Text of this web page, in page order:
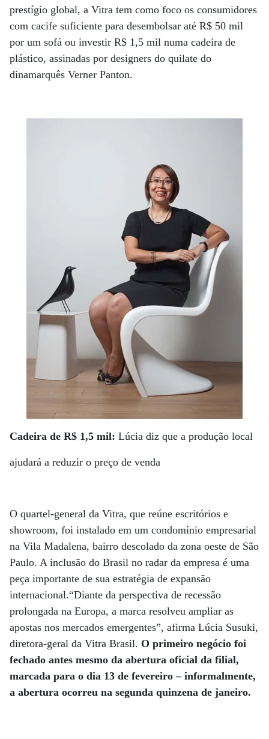
prestígio global, a Vitra tem como foco os consumidores
com cacife suficiente para desembolsar até R$ 50 mil
por um sofá ou investir R$ 1,5 mil numa cadeira de
plástico, assinadas por designers do quilate do
dinamarquês Verner Panton.
Cadeira de R$ 1,5 mil: Lúcia diz que a produção local
ajudará a reduzir o preço de venda
O quartel-general da Vitra, que reúne escritórios e
showroom, foi instalado em um condomínio empresarial
na Vila Madalena, bairro descolado da zona oeste de São
Paulo. A inclusão do Brasil no radar da empresa é uma
peça importante de sua estratégia de expansão
internacional.“Diante da perspectiva de recessão
prolongada na Europa, a marca resolveu ampliar as
apostas nos mercados emergentes”, afirma Lúcia Susuki,
diretora-geral da Vitra Brasil. O primeiro negócio foi
fechado antes mesmo da abertura oficial da filial,
marcada para o dia 13 de fevereiro – informalmente,
a abertura ocorreu na segunda quinzena de janeiro.